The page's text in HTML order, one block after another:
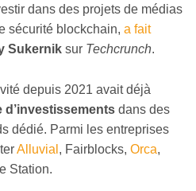
dans des projets de médias
sécurité blockchain, a fait
Sukernik sur Techcrunch.
depuis 2021 avait déjà
d’investissements dans des
dédié. Parmi les entreprises
Alluvial , Fairblocks, Orca,
Station.